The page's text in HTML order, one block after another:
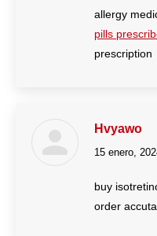
allergy
pills
prescription
Hvyawo
dice:
15 enero,
buy
order